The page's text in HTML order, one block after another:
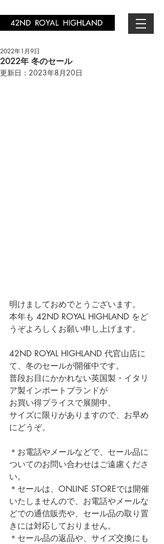
2022年 冬のセール
2022年1月9日
更新日： 2023年8月20日
明けましておめでとうございます。
本年も 42ND ROYAL HIGHLAND をど
うぞよろしくお願い申し上げます。
42ND ROYAL HIGHLAND 代官山店に
て、冬のセールが開催中です。
普段お目にかかれない英国製・イタリ
ア製インポートブランドが
お買い得プライスで展開中。
サイズに限りがありますので、お早め
にどうぞ。
＊お電話やメールなどで、セール品に
ついてのお問い合わせはご遠慮くださ
い。
＊セールは、ONLINE STOREでは開催
いたしませんので、お電話やメールな
どでの通信販売や、セール品の取り置
きには対応しておりません。
＊セール品の返品や、サイズ交換にも